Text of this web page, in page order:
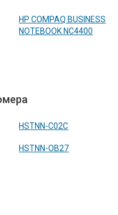
HP COMPAQ BUSINESS
NOTEBOOK NC4400
HSTNN-C02C
HSTNN-OB27